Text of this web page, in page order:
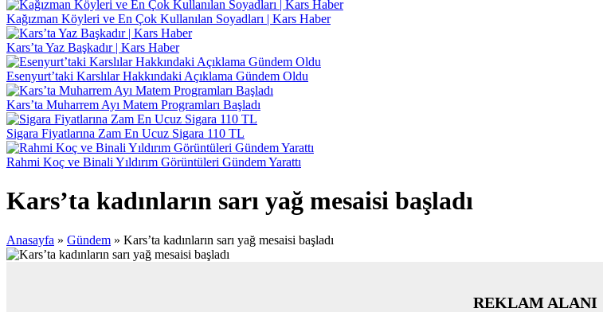
Kağızman Köyleri ve En Çok Kullanılan Soyadları | Kars Haber
Kars’ta Yaz Başkadır | Kars Haber
Esenyurt’taki Karslılar Hakkındaki Açıklama Gündem Oldu
Kars’ta Muharrem Ayı Matem Programları Başladı
Sigara Fiyatlarına Zam En Ucuz Sigara 110 TL
Rahmi Koç ve Binali Yıldırım Görüntüleri Gündem Yarattı
Kars’ta kadınların sarı yağ mesaisi başladı
Anasayfa » Gündem » Kars’ta kadınların sarı yağ mesaisi başladı
REKLAM ALANI